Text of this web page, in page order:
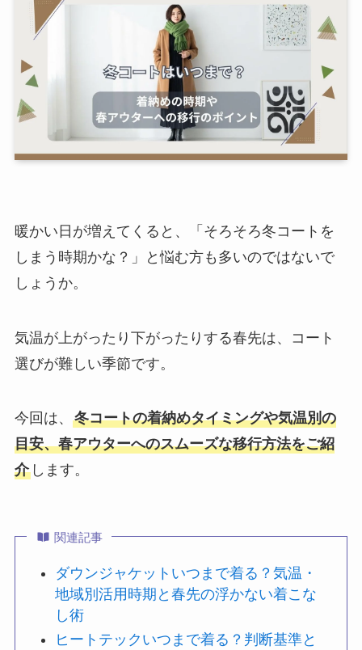
暖かい日が増えてくると、「そろそろ冬コートを
しまう時期かな？」と悩む方も多いのではないで
しょうか。
気温が上がったり下がったりする春先は、コート
選びが難しい季節です。
今回は、 冬コートの着納めタイミングや気温別の
目安、春アウターへのスムーズな移行方法をご紹
介します。
関連記事
ダウンジャケットいつまで着る？気温・
地域別活用時期と春先の浮かない着こな
し術
ヒートテックいつまで着る？判断基準と